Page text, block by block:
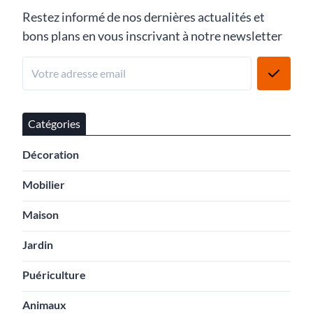
Restez informé de nos dernières actualités et
bons plans en vous inscrivant à notre newsletter
Catégories
Décoration
Mobilier
Maison
Jardin
Puériculture
Animaux